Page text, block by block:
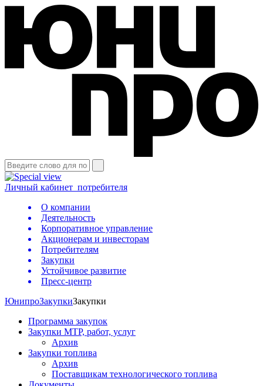
Личный кабинет потребителя
О компании
Деятельность
Корпоративное управление
Акционерам и инвесторам
Потребителям
Закупки
Устойчивое развитие
Пресс-центр
ЮнипроЗакупкиЗакупки
Программа закупок
Закупки МТР, работ, услуг
Архив
Закупки топлива
Архив
Поставщикам технологического топлива